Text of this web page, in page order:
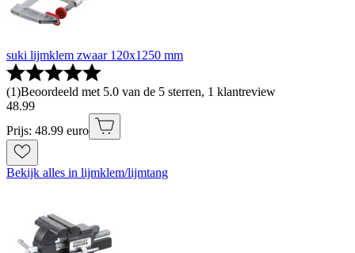
suki lijmklem zwaar 120x1250 mm
(1)Beoordeeld met 5.0 van de 5 sterren, 1 klantreview
48.99
Prijs: 48.99 euro
Bekijk alles in lijmklem/lijmtang